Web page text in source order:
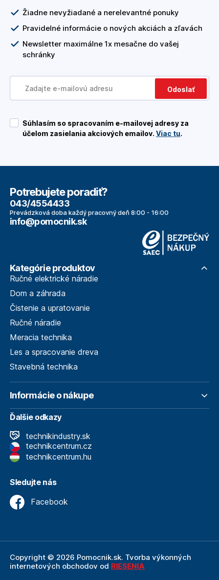
Žiadne nevyžiadané a nerelevantné ponuky
Pravidelné informácie o nových akciách a zľavách
Newsletter maximálne 1x mesačne do vašej
schránky
Odoslať
Súhlasím so spracovaním e-mailovej adresy za
účelom zasielania akciových emailov. Viac tu.
Potrebujete poradiť?
043/4554433
Prevádzková doba každý pracovný deň 8:00 - 16:00
info@pomocnik.sk
Kategórie produktov
Ručné elektrické náradie
Dom a záhrada
Čistenie a upratovanie
Ručné náradie
Meracia technika
Les a spracovanie dreva
Stavebná technika
Informácie o nákupe
Ďalšie odkazy
technikindustry.sk
technikcentrum.cz
technikcentrum.hu
Sledujte nás
Facebook
Copyright © 2026 Pomocnik.sk. Tvorba výkonných
internetových obchodov od RIESENIA